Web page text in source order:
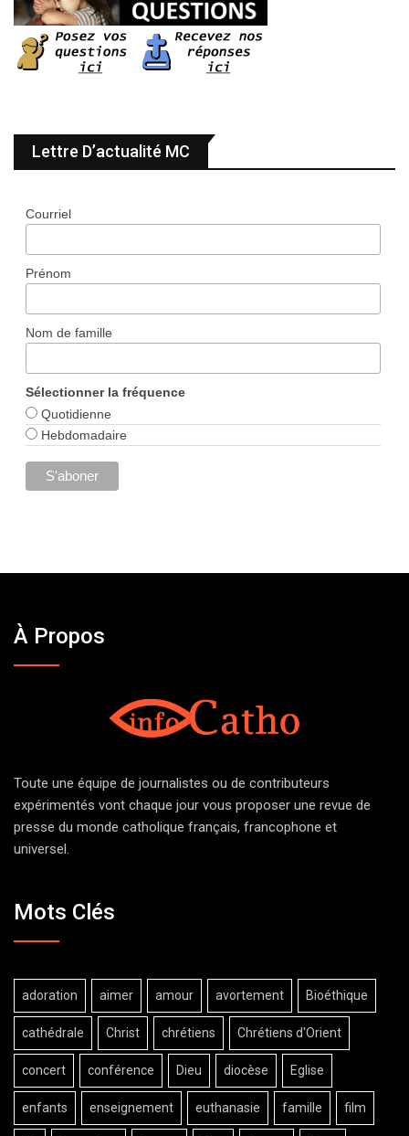
Lettre D’actualité MC
Courriel
Prénom
Nom de famille
Sélectionner la fréquence
Quotidienne
Hebdomadaire
À Propos
Toute une équipe de journalistes ou de contributeurs
expérimentés vont chaque jour vous proposer une revue de
presse du monde catholique français, francophone et
universel.
Mots Clés
adoration aimer amour avortement Bioéthique
cathédrale Christ chrétiens Chrétiens d'Orient
concert conférence Dieu diocèse Eglise
enfants enseignement euthanasie famille film